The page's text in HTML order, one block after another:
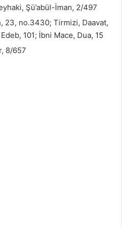
Şü’abül-İman, 2/497
23, no.3430; Tirmizi, Daavat,
101; İbni Mace, Dua, 15
8/657